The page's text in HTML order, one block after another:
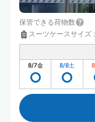
保管できる荷物数
スーツケースサイズ :
8/7金 8/8土